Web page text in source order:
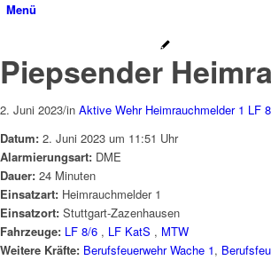
Menü
Piepsender
2. Juni 2023/in Aktive Wehr Heimrauchmelder 1 LF
Datum: 2. Juni 2023 um 11:51 Uhr
Alarmierungsart: DME
Dauer: 24 Minuten
Einsatzart: Heimrauchmelder 1
Einsatzort: Stuttgart-Zazenhausen
Fahrzeuge: LF 8/6 , LF KatS , MTW
Weitere Kräfte: Berufsfeuerwehr Wache 1,